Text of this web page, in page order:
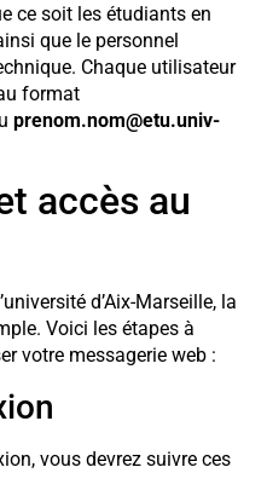
ce soit les étudiants en
que le personnel
Chaque utilisateur
format
prenom.nom@etu.univ-
accès au
d’Aix-Marseille, la
Voici les étapes à
votre messagerie web :
vous devrez suivre ces